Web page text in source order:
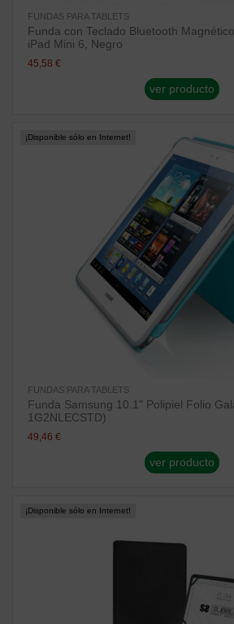
FUNDAS PARA TABLETS
Funda con Teclado Bluetooth
iPad Mini 6, Negro
45,58 €
ver producto
¡Disponible sólo en Internet!
FUNDAS PARA TABLETS
Funda Samsung 10.1" Polipiel Folio
1G2NLECSTD)
49,46 €
ver producto
¡Disponible sólo en Internet!